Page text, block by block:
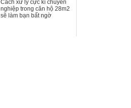
Cách xử lý cực kì chuyên
nghiệp trong căn hộ 28m2
sẽ làm bạn bất ngờ